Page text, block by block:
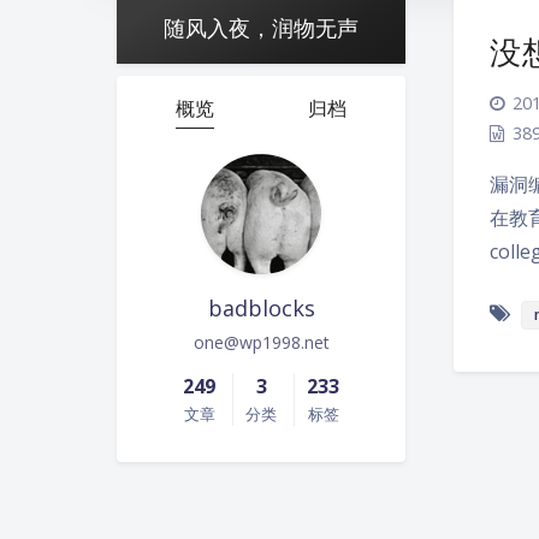
随风入夜，润物无声
概览 归档
badblocks
one@wp1998.net
249
文章
3
分类
233
标签
没
漏洞
在教